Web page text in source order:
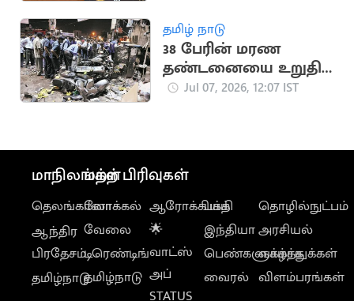
தமிழ் நாடு
38 பேரின் மரண
தண்டனையை உறுதி
செய்தது குஜராத்
Jul 07, 2026, 12:07 IST
மாநிலங்கள்
தெலங்கானா
ஆந்திர
பிரதேசம்
தமிழ்நாடு
மற்ற பிரிவுகள்
லோக்கல்
வேலை
டிரெண்டிங்
தமிழ்நாடு
ஆரோக்கியம்
🌟
வாட்ஸ்
அப்
STATUS
பக்தி
இந்தியா
பெண்களுக்காக
வைரல்
தொழில்நுட்பம்
அரசியல்
வாழ்த்துக்கள்
விளம்பரங்கள்